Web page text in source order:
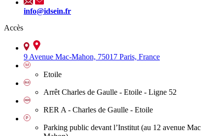
info@idsein.fr
Accès
9 Avenue Mac-Mahon, 75017 Paris, France
Etoile
Arrêt Charles de Gaulle - Etoile - Ligne 52
RER A - Charles de Gaulle - Etoile
Parking public devant l’Institut (au 12 avenue Mac